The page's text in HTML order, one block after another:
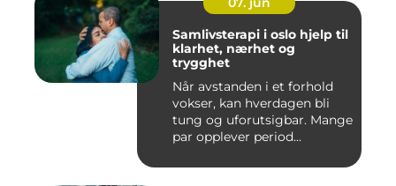
Samlivsterapi i oslo hjelp til
klarhet, nærhet og
trygghet
Når avstanden i et forhold
vokser, kan hverdagen bli
tung og uforutsigbar. Mange
par opplever period...